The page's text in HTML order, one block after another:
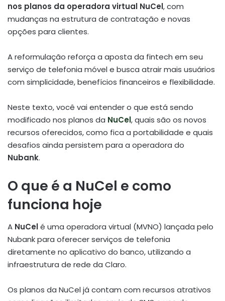
nos planos da operadora virtual NuCel, com
mudanças na estrutura de contratação e novas
opções para clientes.
A reformulação reforça a aposta da fintech em seu
serviço de telefonia móvel e busca atrair mais usuários
com simplicidade, benefícios financeiros e flexibilidade.
Neste texto, você vai entender o que está sendo
modificado nos planos da NuCel, quais são os novos
recursos oferecidos, como fica a portabilidade e quais
desafios ainda persistem para a operadora do
Nubank.
O que é a NuCel e como
funciona hoje
A NuCelé uma operadora virtual (MVNO) lançada pelo
Nubank para oferecer serviços de telefonia
diretamente no aplicativo do banco, utilizando a
infraestrutura de rede da Claro.
Os planos da NuCel já contam com recursos atrativos